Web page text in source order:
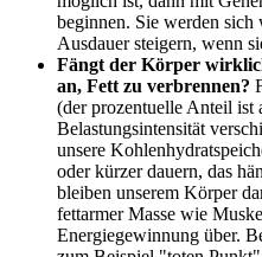
beginnen. Sie werden
Ausdauer steigern, wenn
Fängt der Körper
an, Fett zu verbrennen?
(der prozentuelle Anteil ist
Belastungsintensität
unsere
oder kürzer dauern, das
bleiben unserem Körper
fettarmer Masse wie
Energiegewinnung über.